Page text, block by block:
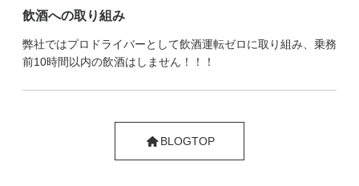
飲酒への取り組み
弊社ではプロドライバーとして飲酒運転ゼロに取り組み、乗務
前10時間以内の飲酒はしません！！！
BLOGTOP